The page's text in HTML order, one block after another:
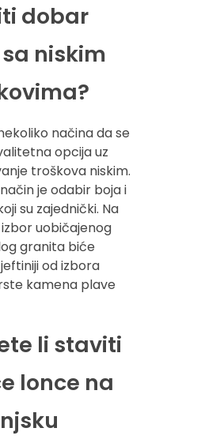
dobar
niskim
načina da se
opcija uz
troškova niskim.
je odabir boja i
su zajednički. Na
uobičajenog
granita biće
od izbora
kamena plave
li staviti
lonce na